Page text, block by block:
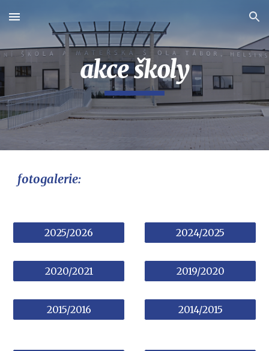
Skip to main content Skip to navigation
akce školy
fotogalerie:
2025/2026
2020/2021
2015/2016
2024/2025
2019/2020
2014/2015